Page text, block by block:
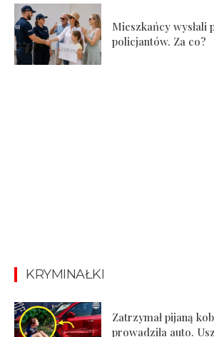
Mieszkańcy wysłali
policjantów. Za co?
KRYMINAŁKI
Zatrzymał pijaną
prowadziła auto.